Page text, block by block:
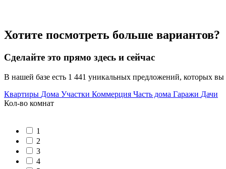
Хотите посмотреть больше вариантов?
Сделайте это прямо здесь и сейчас
В нашей базе есть 1 441 уникальных предложений, которых
Квартиры Дома Участки Коммерция Часть дома Гаражи Дачи
Кол-во комнат
1
2
3
4